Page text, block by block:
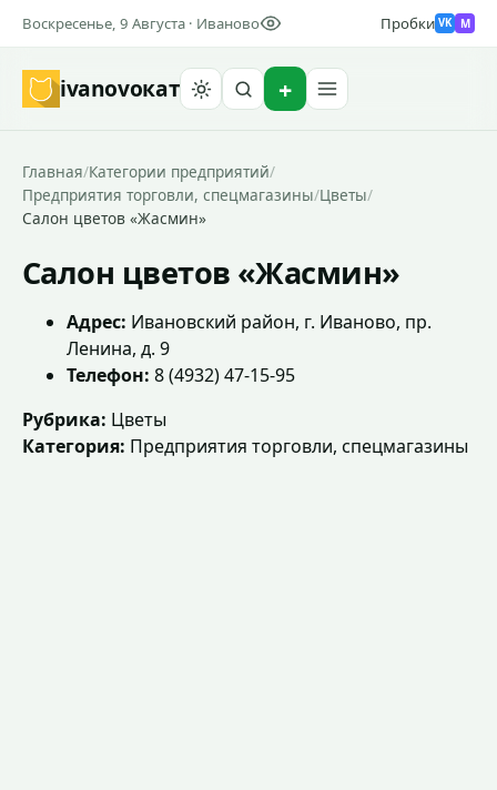
Воскресенье, 9 Августа · Иваново Пробки VK M
ivanovoкат
Главная/Категории предприятий/
Предприятия торговли, спецмагазины/Цветы/
Салон цветов «Жасмин»
Салон цветов «Жасмин»
Адрес: Ивановский район, г. Иваново, пр.
Ленина, д. 9
Телефон: 8 (4932) 47-15-95
Рубрика: Цветы
Категория: Предприятия торговли, спецмагазины